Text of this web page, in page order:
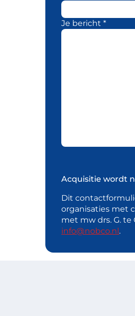
Je bericht *
Acquisitie wordt
Dit
organisaties met
met mw drs. G. te
info@nobco.nl.